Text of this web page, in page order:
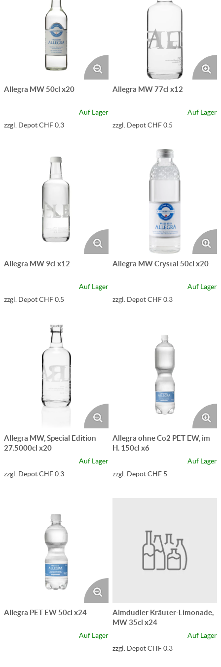
Allegra MW 50cl x20
Auf Lager
zzgl. Depot CHF 0.3
Allegra MW 77cl x12
Auf Lager
zzgl. Depot CHF 0.5
Allegra MW 9cl x12
Auf Lager
zzgl. Depot CHF 0.5
Allegra MW Crystal 50cl x20
Auf Lager
zzgl. Depot CHF 0.3
Allegra MW, Special Edition
27.5000cl x20
Auf Lager
zzgl. Depot CHF 0.3
Allegra ohne Co2 PET EW, im
H. 150cl x6
Auf Lager
zzgl. Depot CHF 5
Allegra PET EW 50cl x24
Auf Lager
Almdudler Kräuter-Limonade,
MW 35cl x24
Auf Lager
zzgl. Depot CHF 0.3